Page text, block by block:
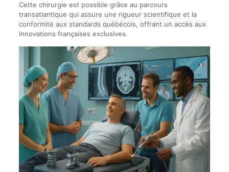
Cette chirurgie est possible grâce au parcours
transatlantique qui assure une rigueur scientifique et la
conformité aux standards québécois, offrant un accès aux
innovations françaises exclusives.